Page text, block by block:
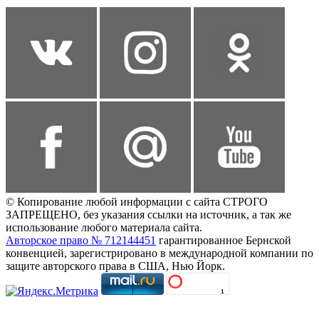
© Копирование любой информации с сайта СТРОГО
ЗАПРЕЩЕНО, без указания ссылки на источник, а так же
использование любого материала сайта.
Авторское право № 712144451 гарантированное Бернской
конвенцией, зарегистрировано в международной компании по
защите авторского права в США, Нью Йорк.